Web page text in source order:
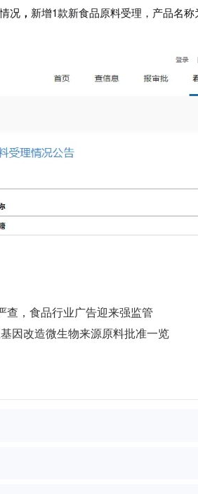
况， 新增1款新食品原料受理，产品名称
查，食品行业广告迎来强监管
因改造微生物来源原料批准一览